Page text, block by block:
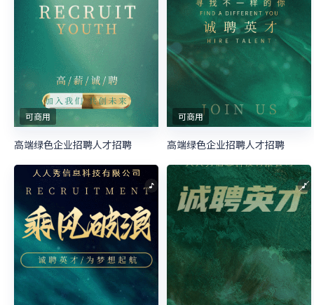
可商用
高端绿色企业招聘人才招聘
可商用
高端绿色企业招聘人才招聘